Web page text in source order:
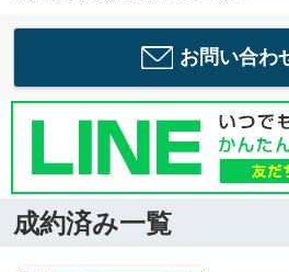
お問い合わ
成約済み一覧